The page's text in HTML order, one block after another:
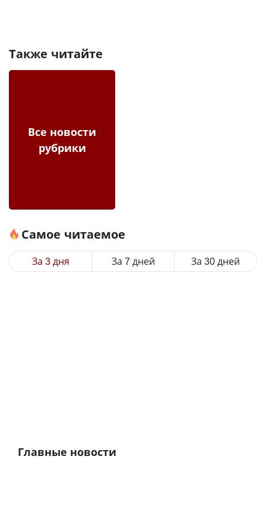
Также читайте
Все новости
рубрики
Самое читаемое
За 3 дня За 7 дней За 30 дней
Главные новости